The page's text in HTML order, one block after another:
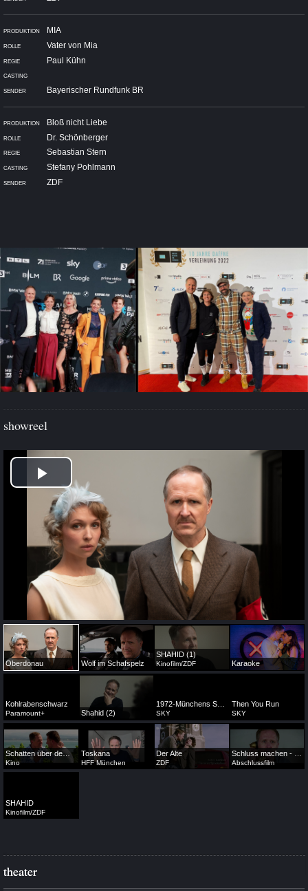
MIA
Vater von Mia
Paul Kühn
Bayerischer Rundfunk BR
Bloß nicht Liebe
Dr. Schönberger
Sebastian Stern
Stefany Pohlmann
ZDF
showreel
Play
Video
Oberdonau Wolf im Schafspelz
SHAHID (1)
Kinofilm/ZDF Karaoke
Kohlrabenschwarz
Paramount+ Shahid (2) SKY
Then You Run
SKY
Schatten über dem Bodensee
Kino
Toskana
HFF München
Der Alte
ZDF Abschlussfilm
SHAHID
Kinofilm/ZDF
theater
theater